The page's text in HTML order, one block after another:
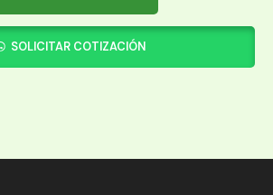
SOLICITAR COTIZACIÓN